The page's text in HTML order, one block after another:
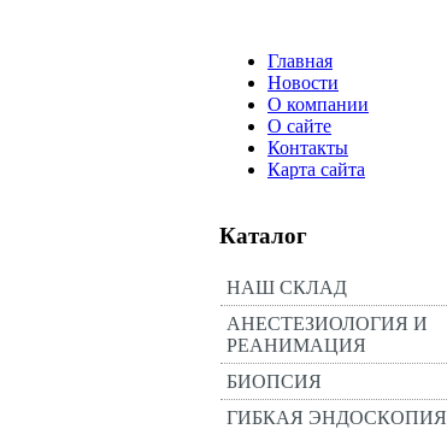
Главная
Новости
О компании
О сайте
Контакты
Карта сайта
Каталог
НАШ СКЛАД
АНЕСТЕЗИОЛОГИЯ И
РЕАНИМАЦИЯ
БИОПСИЯ
ГИБКАЯ ЭНДОСКОПИЯ